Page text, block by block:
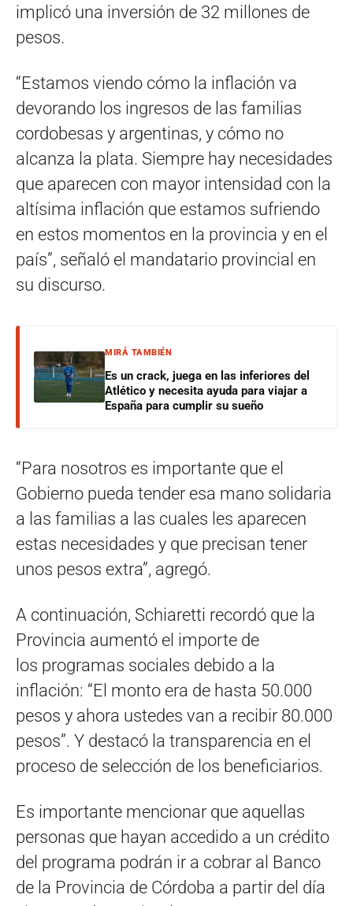
implicó una inversión de 32 millones de
pesos.
“Estamos viendo cómo la inflación va
devorando los ingresos de las familias
cordobesas y argentinas, y cómo no
alcanza la plata. Siempre hay necesidades
que aparecen con mayor intensidad con la
altísima inflación que estamos sufriendo
en estos momentos en la provincia y en el
país”, señaló el mandatario provincial en
su discurso.
MIRÁ TAMBIÉN
Es un crack, juega en las inferiores del
Atlético y necesita ayuda para viajar a
España para cumplir su sueño
“Para nosotros es importante que el
Gobierno pueda tender esa mano solidaria
a las familias a las cuales les aparecen
estas necesidades y que precisan tener
unos pesos extra”, agregó.
A continuación, Schiaretti recordó que la
Provincia aumentó el importe de
los programas sociales debido a la
inflación: “El monto era de hasta 50.000
pesos y ahora ustedes van a recibir 80.000
pesos”. Y destacó la transparencia en el
proceso de selección de los beneficiarios.
Es importante mencionar que aquellas
personas que hayan accedido a un crédito
del programa podrán ir a cobrar al Banco
de la Provincia de Córdoba a partir del día